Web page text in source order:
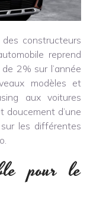
constructeurs
reprend
2% sur l’année
modèles et
aux voitures
doucement d’une
les différentes
pour le